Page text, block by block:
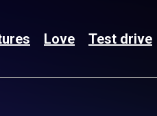
Love Test drive